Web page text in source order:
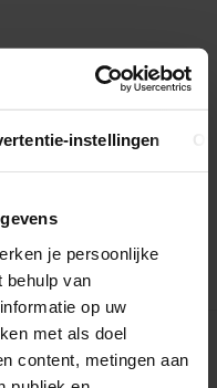
instellingen
je persoonlijke
behulp van
op uw
met als doel
content, metingen aan
1